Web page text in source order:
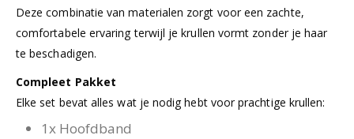
Deze combinatie van materialen zorgt voor een zachte,
comfortabele ervaring terwijl je krullen vormt zonder je haar
te beschadigen.
Compleet Pakket
Elke set bevat alles wat je nodig hebt voor prachtige krullen:
1x Hoofdband